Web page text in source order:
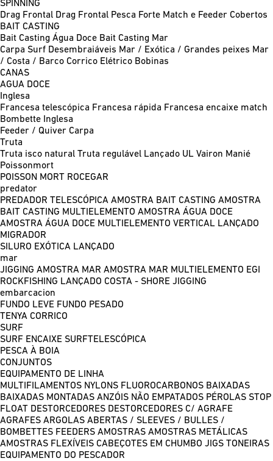
SPINNING
Drag Frontal Drag Frontal Pesca Forte Match e Feeder Cobertos
BAIT CASTING
Bait Casting Água Doce Bait Casting Mar
Carpa Surf Desembraiáveis Mar / Exótica / Grandes peixes Mar
/ Costa / Barco Corrico Elétrico Bobinas
CANAS
AGUA DOCE
Inglesa
Francesa telescópica Francesa rápida Francesa encaixe match
Bombette Inglesa
Feeder / Quiver Carpa
Truta
Truta isco natural Truta regulável Lançado UL Vairon Manié
Poissonmort
POISSON MORT ROCEGAR
predator
PREDADOR TELESCÓPICA AMOSTRA BAIT CASTING AMOSTRA
BAIT CASTING MULTIELEMENTO AMOSTRA ÁGUA DOCE
AMOSTRA ÁGUA DOCE MULTIELEMENTO VERTICAL LANÇADO
MIGRADOR
SILURO EXÓTICA LANÇADO
mar
JIGGING AMOSTRA MAR AMOSTRA MAR MULTIELEMENTO EGI
ROCKFISHING LANÇADO COSTA - SHORE JIGGING
embarcacion
FUNDO LEVE FUNDO PESADO
TENYA CORRICO
SURF
SURF ENCAIXE SURFTELESCÓPICA
PESCA À BOIA
CONJUNTOS
EQUIPAMENTO DE LINHA
MULTIFILAMENTOS NYLONS FLUOROCARBONOS BAIXADAS
BAIXADAS MONTADAS ANZÓIS NÃO EMPATADOS PÉROLAS STOP
FLOAT DESTORCEDORES DESTORCEDORES C/ AGRAFE
AGRAFES ARGOLAS ABERTAS / SLEEVES / BULLES /
BOMBETTES FEEDERS AMOSTRAS AMOSTRAS METÁLICAS
AMOSTRAS FLEXÍVEIS CABEÇOTES EM CHUMBO JIGS TONEIRAS
EQUIPAMENTO DO PESCADOR